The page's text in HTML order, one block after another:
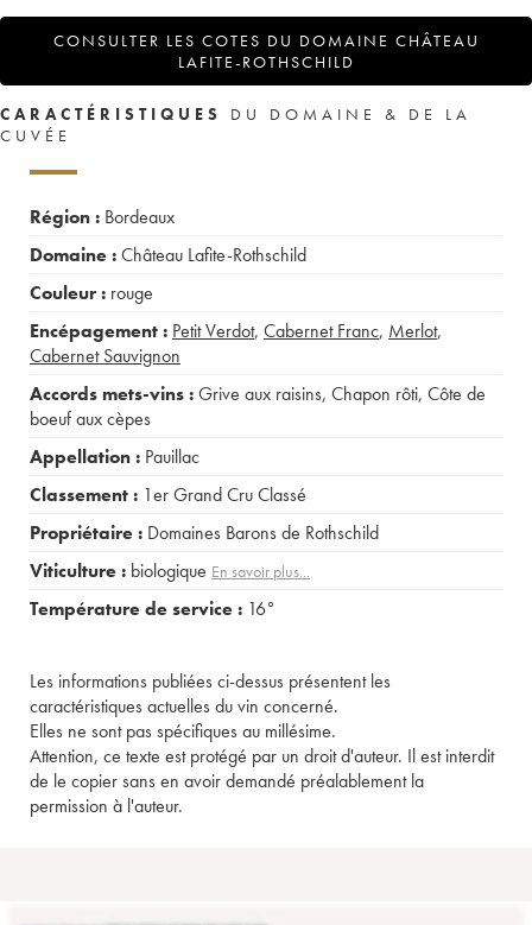
CONSULTER LES COTES DU DOMAINE CHÂTEAU
LAFITE-ROTHSCHILD
CARACTÉRISTIQUES
DU DOMAINE & DE LA
CUVÉE
Région : Bordeaux
Domaine :Château Lafite-Rothschild
Couleur : rouge
Encépagement : Petit Verdot, Cabernet Franc, Merlot,
Cabernet Sauvignon
Accords mets-vins :Grive aux raisins, Chapon rôti, Côte de
boeuf aux cèpes
Appellation : Pauillac
Classement : 1er Grand Cru Classé
Propriétaire : Domaines Barons de Rothschild
Viticulture : biologique En savoir plus...
Température de service : 16°
Les informations publiées ci-dessus présentent les
caractéristiques actuelles du vin concerné.
Elles ne sont pas spécifiques au millésime.
Attention, ce texte est protégé par un droit d'auteur. Il est interdit
de le copier sans en avoir demandé préalablement la
permission à l'auteur.